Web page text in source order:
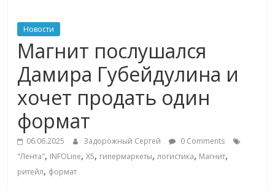
ритейле,
логистике,
технологиях,
соцсетях
Портал
об
Новости
Магнит послушался
Дамира Губейдулина и
хочет продать один
формат
06.06.2025 Задорожный Сергей
0 Comments
"Лента", INFOLine,X5, гипермаркеты,логистика, Магнит,
ритейл, формат